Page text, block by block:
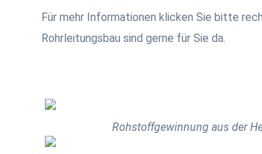
Für mehr Informationen klicken Sie bitte
Rohrleitungsbau sind gerne für Sie da.
Rohstoffgewinnung aus der